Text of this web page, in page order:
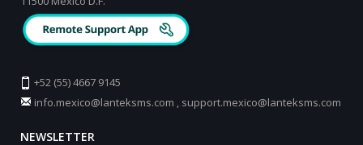
+52 (55) 4667 9145
info.mexico@lanteksms.com , support.mexico@lanteksms.com
NEWSLETTER